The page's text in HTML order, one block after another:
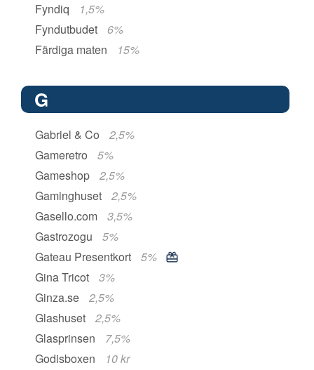
Fyndiq
1,5%
Fyndutbudet
6%
Färdiga maten
15%
G
Gabriel & Co
2,5%
Gameretro
5%
Gameshop
2,5%
Gaminghuset
2,5%
Gasello.com
3,5%
Gastrozogu
5%
Gateau Presentkort
5%
Gina Tricot
3%
Ginza.se
2,5%
Glashuset
2,5%
Glasprinsen
7,5%
Godisboxen
10 kr